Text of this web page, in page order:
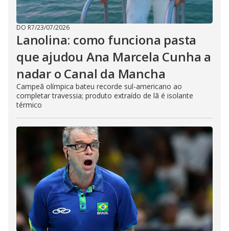
DO R7/23/07/2026
Lanolina: como funciona pasta
que ajudou Ana Marcela Cunha a
nadar o Canal da Mancha
Campeã olímpica bateu recorde sul-americano ao
completar travessia; produto extraído de lã é isolante
térmico